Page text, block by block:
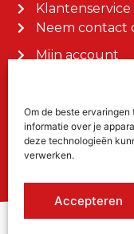
Om de beste
informatie over je
deze technologieën
verwerken.
Accepteren
Klantenservice
Neem contact
Mijn account
Mijn